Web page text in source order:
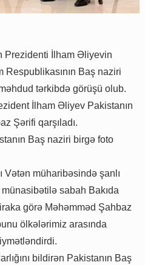
Prezidenti İlham Əliyevin
Respublikasının Baş naziri
tərkibdə görüşü olub.
İlham Əliyev Pakistanın
Şərifi qarşıladı.
Baş naziri birgə foto
Vətən müharibəsində şanlı
sabah Bakıda
görə Məhəmməd Şahbaz
ölkələrimiz arasında
bildirən Pakistanın Baş